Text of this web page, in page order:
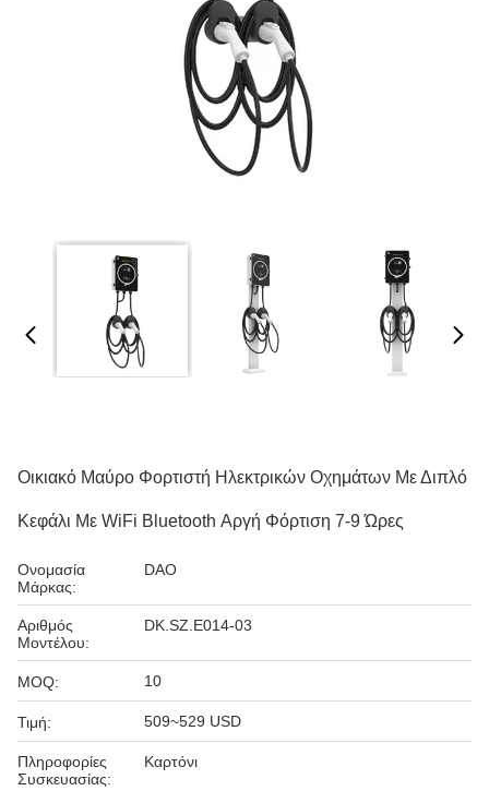
Οικιακό Μαύρο Φορτιστή Ηλεκτρικών Οχημάτων Με Διπλό
Κεφάλι Με WiFi Bluetooth Αργή Φόρτιση 7-9 Ώρες
Ονομασία
Μάρκας:
DAO
Αριθμός
Μοντέλου:
DK.SZ.E014-03
MOQ: 10
Τιμή: 509~529 USD
Πληροφορίες
Συσκευασίας:
Καρτόνι